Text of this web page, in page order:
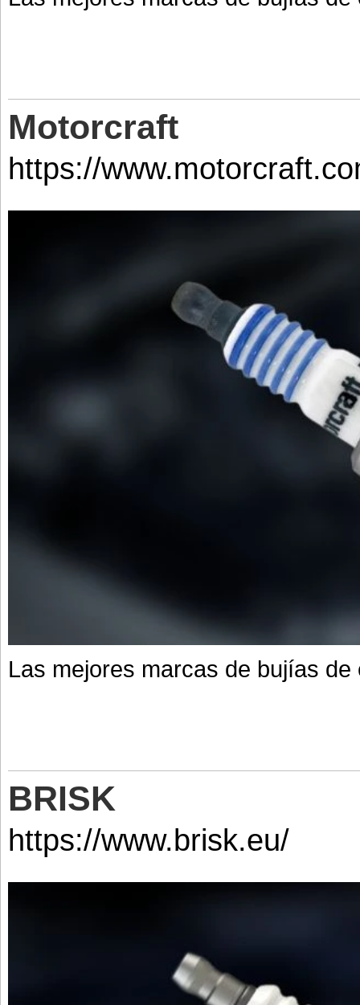
Motorcraft
https://
Las mejores marcas de bujías
BRISK
https://www.brisk.eu/